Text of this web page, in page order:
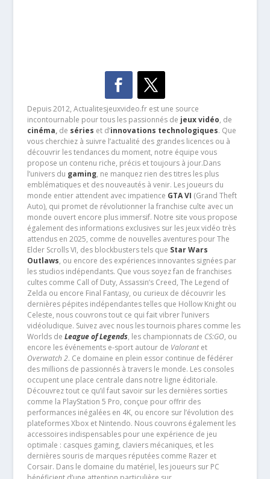
Depuis 2012, Actualitesjeuxvideo.fr est une source
incontournable pour tous les passionnés de jeux vidéo, de
cinéma,de séries et d’innovations technologiques. Que
vous cherchiez à suivre l’actualité des grandes licences ou à
découvrir les tendances du moment, notre équipe vous
propose un contenu riche, précis et toujours à jour.Dans
l’univers du gaming, ne manquez rien des titres les plus
emblématiques et des nouveautés à venir. Les joueurs du
monde entier attendent avec impatience GTA VI (Grand Theft
Auto), qui promet de révolutionner la franchise culte avec un
monde ouvert encore plus immersif. Notre site vous propose
également des informations exclusives sur les jeux vidéo très
attendus en 2025, comme de nouvelles aventures pour The
Elder Scrolls VI, des blockbusters tels que Star Wars
Outlaws, ou encore des expériences innovantes signées par
les studios indépendants. Que vous soyez fan de franchises
cultes comme Call of Duty, Assassin’s Creed, The Legend of
Zelda ou encore Final Fantasy, ou curieux de découvrir les
dernières pépites indépendantes telles que Hollow Knight ou
Celeste, nous couvrons tout ce qui fait vibrer l’univers
vidéoludique. Suivez avec nous les tournois phares comme les
Worlds de League of Legends, les championnats de CS:GO, ou
encore les événements e-sport autour de Valorantet
Overwatch 2. Ce domaine en plein essor continue de fédérer
des millions de passionnés à travers le monde. Les consoles
occupent une place centrale dans notre ligne éditoriale.
Découvrez tout ce qu’il faut savoir sur les dernières sorties
comme la PlayStation 5 Pro, conçue pour offrir des
performances inégalées en 4K, ou encore sur l’évolution des
plateformes Xbox et Nintendo. Nous couvrons également les
accessoires indispensables pour une expérience de jeu
optimale : casques gaming, claviers mécaniques, et les
dernières souris de marques réputées comme Razer et
Corsair. Dans le domaine du matériel, les joueurs sur PC